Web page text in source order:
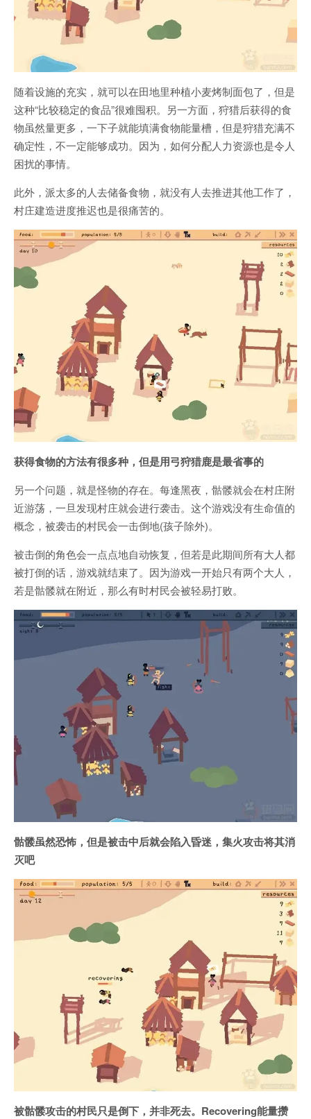
随着设施的充实，就可以在田地里种植小麦烤制面包了，但是
这种“比较稳定的食品”很难囤积。另一方面，狩猎后获得的食
物虽然量更多，一下子就能填满食物能量槽，但是狩猎充满不
确定性，不一定能够成功。因为，如何分配人力资源也是令人
困扰的事情。
此外，派太多的人去储备食物，就没有人去推进其他工作了，
村庄建造进度推迟也是很痛苦的。
获得食物的方法有很多种，但是用弓狩猎鹿是最省事的
另一个问题，就是怪物的存在。每逢黑夜，骷髅就会在村庄附
近游荡，一旦发现村庄就会进行袭击。这个游戏没有生命值的
概念，被袭击的村民会一击倒地(孩子除外)。
被击倒的角色会一点点地自动恢复，但若是此期间所有大人都
被打倒的话，游戏就结束了。因为游戏一开始只有两个大人，
若是骷髅就在附近，那么有时村民会被轻易打败。
骷髅虽然恐怖，但是被击中后就会陷入昏迷，集火攻击将其消
灭吧
被骷髅攻击的村民只是倒下，并非死去。Recovering能量攒